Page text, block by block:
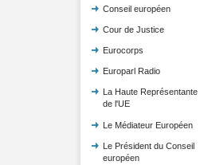
Conseil européen
Cour de Justice
Eurocorps
Europarl Radio
La Haute Représentante
de l'UE
Le Médiateur Européen
Le Président du Conseil
européen